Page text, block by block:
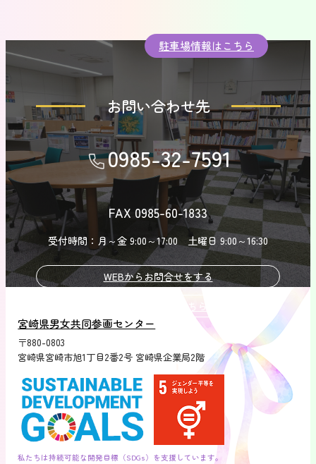
駐車場情報はこちら
お問い合わせ先
0985-32-7591
FAX 0985-60-1833
受付時間：月～金 9:00～17:00 土曜日 9:00～16:30
WEBからお問合せをする
相談したい方はこちら
宮崎県男女共同参画センター
〒880-0803
宮崎県宮崎市旭1丁目2番2号 宮崎県企業局2階
私たちは持続可能な開発目標（SDGs）を支援しています。